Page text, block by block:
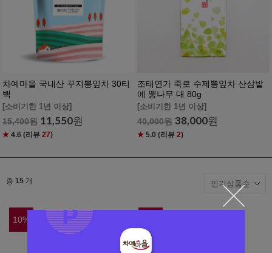
차예마을 국내산 꾸지뽕잎차 30티
백
[소비기한 1년 이상]
15,400원 11,550원
★ 4.6 (리뷰 27)
조태연가 죽로 수제뽕잎차 산삼밭
에 뽕나무 대 80g
[소비기한 1년 이상]
40,000원 38,000원
★ 5.0 (리뷰 2)
총 15 개
10%